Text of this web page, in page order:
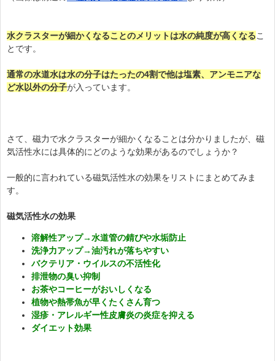
水クラスターが細かくなることのメリットは水の純度が高くなるこ
とです。
通常の水道水は水の分子はたったの4割で他は塩素、アンモニアな
ど水以外の分子が入っています。
さて、磁力で水クラスターが細かくなることは分かりましたが、磁
気活性水には具体的にどのような効果があるのでしょうか？
一般的に言われている磁気活性水の効果をリストにまとめてみま
す。
磁気活性水の効果
溶解性アップ→水道管の錆びや水垢防止
洗浄力アップ→油汚れが落ちやすい
バクテリア・ウイルスの不活性化
排泄物の臭い抑制
お茶やコーヒーがおいしくなる
植物や熱帯魚が早くたくさん育つ
湿疹・アレルギー性皮膚炎の炎症を抑える
ダイエット効果